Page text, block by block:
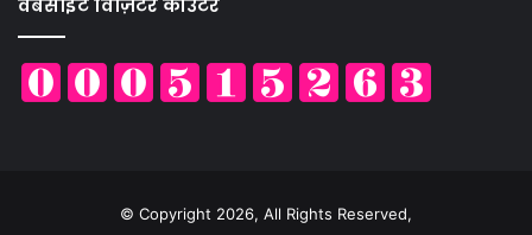
वेबसाइट विज़िटर कॉउंटर
© Copyright 2026, All Rights Reserved,